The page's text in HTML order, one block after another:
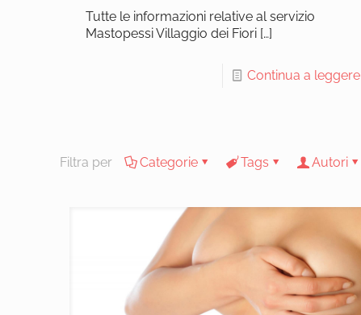
Tutte le informazioni relative al servizio
Mastopessi Villaggio dei Fiori[…]
Continua a leggere
Filtra per Categorie Tags Autori